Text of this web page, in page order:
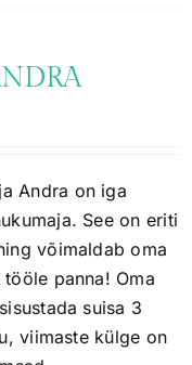
Andra on iga
See on eriti
võimaldab oma
panna! Oma
suisa 3
viimaste külge on